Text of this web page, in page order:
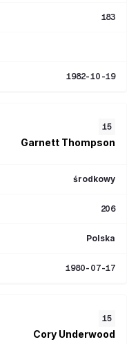
183
1982-10-19
15
Garnett Thompson
środkowy
206
Polska
1980-07-17
15
Cory Underwood